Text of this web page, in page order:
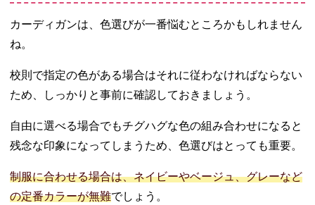
カーディガンは、色選びが一番悩むところかもしれません
ね。
校則で指定の色がある場合はそれに従わなければならない
ため、しっかりと事前に確認しておきましょう。
自由に選べる場合でもチグハグな色の組み合わせになると
残念な印象になってしまうため、色選びはとっても重要。
制服に合わせる場合は、ネイビーやベージュ、グレーなど
の定番カラーが無難でしょう。